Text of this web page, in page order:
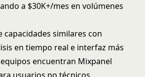
a $30K+/mes en volúmenes
capacidades similares con
en tiempo real e interfaz más
encuentran Mixpanel